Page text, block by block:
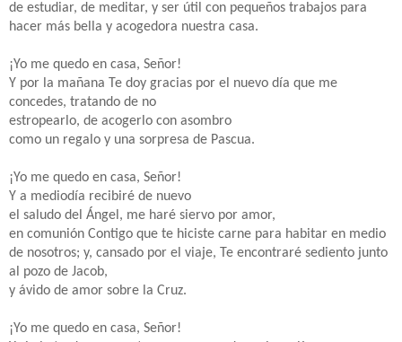
de estudiar, de meditar, y ser útil con pequeños trabajos para
hacer más bella y acogedora nuestra casa.
¡Yo me quedo en casa, Señor!
Y por la mañana Te doy gracias por el nuevo día que me
concedes, tratando de no
estropearlo, de acogerlo con asombro
como un regalo y una sorpresa de Pascua.
¡Yo me quedo en casa, Señor!
Y a mediodía recibiré de nuevo
el saludo del Ángel, me haré siervo por amor,
en comunión Contigo que te hiciste carne para habitar en medio
de nosotros; y, cansado por el viaje, Te encontraré sediento junto
al pozo de Jacob,
y ávido de amor sobre la Cruz.
¡Yo me quedo en casa, Señor!